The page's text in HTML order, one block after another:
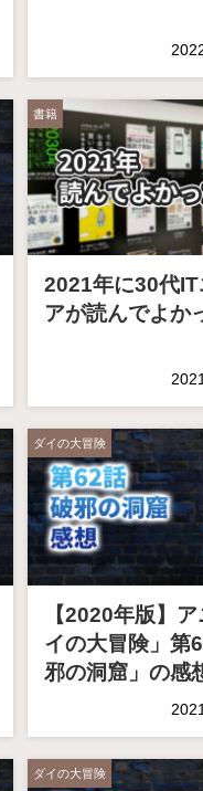
書籍
2021年に30代IT
アが読んでよか
ダイの大冒険
【2020年版】
イの大冒険」第
邪の洞窟」の感
ダイの大冒険